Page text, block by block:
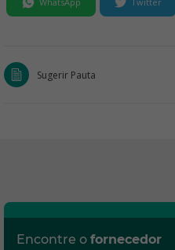
Sugerir Pauta
Encontre o fornecedor